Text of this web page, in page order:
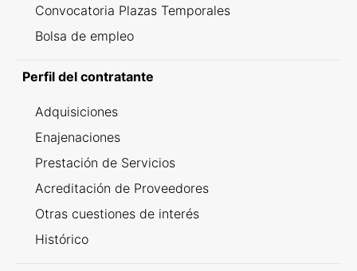
Convocatoria Plazas Temporales
Bolsa de empleo
Perfil del contratante
Adquisiciones
Enajenaciones
Prestación de Servicios
Acreditación de Proveedores
Otras cuestiones de interés
Histórico